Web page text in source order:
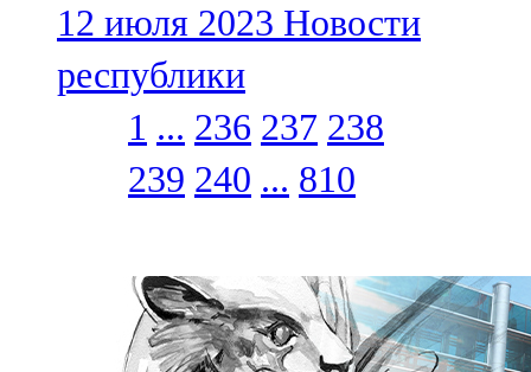
12 июля 2023 Новости
республики
1 ... 236 237 238
239 240 ... 810